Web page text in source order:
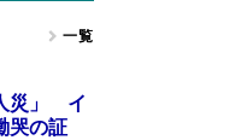
一覧
災」 イ
哭の証